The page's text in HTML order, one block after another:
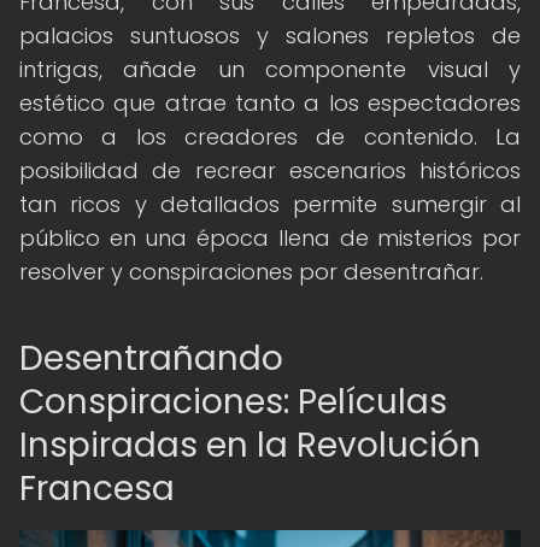
palacios suntuosos y salones repletos de
intrigas, añade un componente visual y
estético que atrae tanto a los espectadores
como a los creadores de contenido. La
posibilidad de recrear escenarios históricos
tan ricos y detallados permite sumergir al
público en una época llena de misterios por
resolver y conspiraciones por desentrañar.
Desentrañando
Conspiraciones: Películas
Inspiradas en la Revolución
Francesa